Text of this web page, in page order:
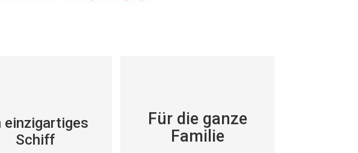
einzigartiges
Schiff
Für die ganze
Familie